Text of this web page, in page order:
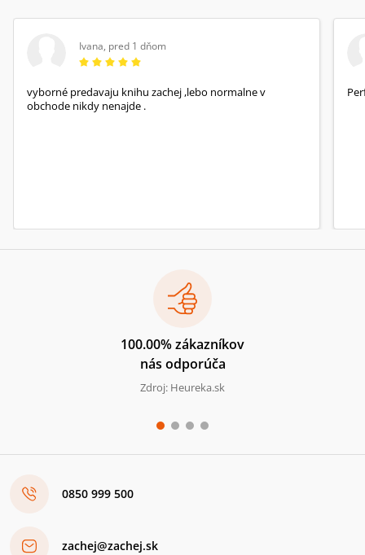
Ivana, pred 1 dňom
vyborné predavaju knihu zachej ,lebo normalne v
obchode nikdy nenajde .
100.00% zákazníkov
nás odporúča
Zdroj: Heureka.sk
0850 999 500
zachej@zachej.sk